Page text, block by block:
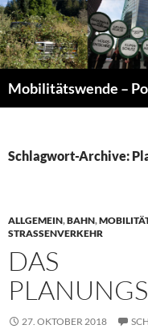
Schlagwort-Archive:
ALLGEMEIN,BAHN,
STRASSENVERKEHR
DAS
27. OKTOBER 2018